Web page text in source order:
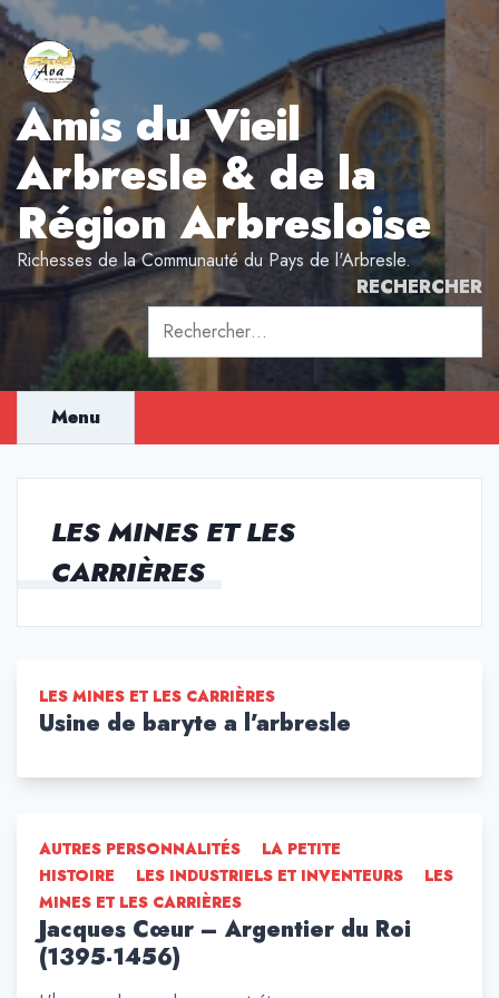
Aller
au
contenu
Amis du Vieil
Arbresle & de la
Région Arbresloise
Richesses de la Communauté du Pays de l'Arbresle.
RECHERCHER
Rechercher :
Menu
LES MINES ET LES
CARRIÈRES
LES MINES ET LES CARRIÈRES
Usine de baryte a l’arbresle
AUTRES PERSONNALITÉS
LA PETITE
HISTOIRE
LES INDUSTRIELS ET INVENTEURS
LES
MINES ET LES CARRIÈRES
Jacques Cœur – Argentier du Roi
(1395-1456)